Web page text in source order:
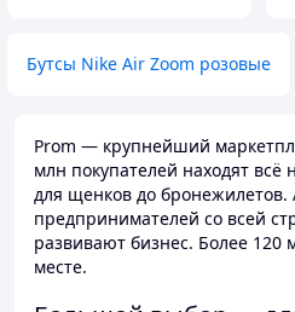
Бутсы Nike Air Zoom розовые
Prom — крупнейший
млн покупателей находят
для щенков до бронежилетов.
предпринимателей со всей
развивают бизнес. Более 120
месте.